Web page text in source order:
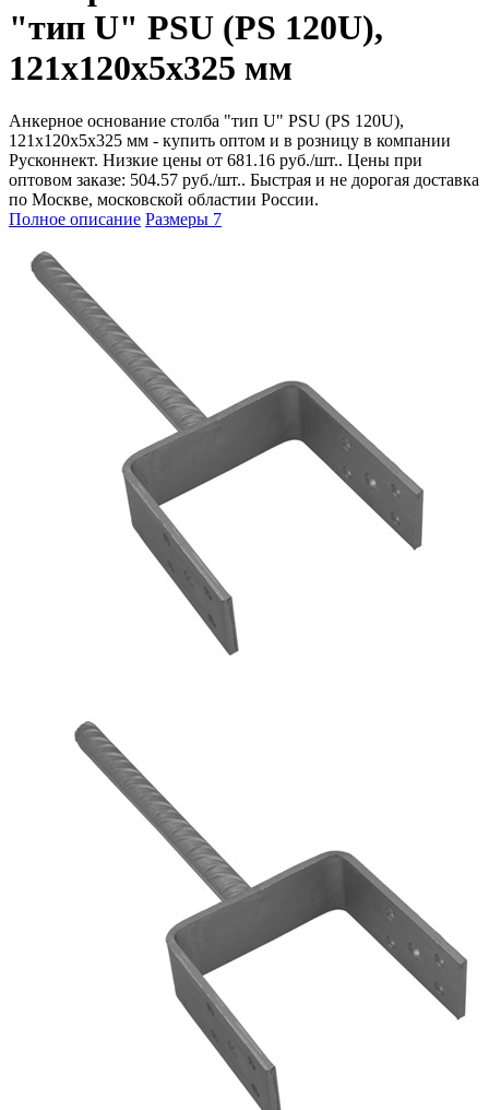
"тип U" PSU (PS 120U),
121х120х5х325 мм
Анкерное основание столба "тип U" PSU (PS 120U),
121х120х5х325 мм - купить оптом и в розницу в компании
Русконнект. Низкие цены от 681.16 руб./шт.. Цены при
оптовом заказе: 504.57 руб./шт.. Быстрая и не дорогая доставка
по Москве, московской областии России.
Полное описание Размеры 7